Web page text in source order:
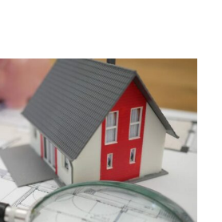
entre el
la propiedad y
catastro
inmobiliario